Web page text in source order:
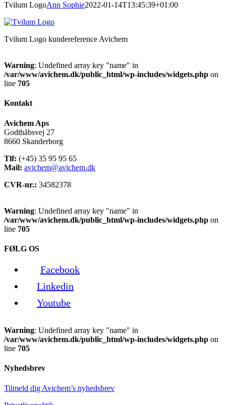
Tvilum LogoAnn Sophie2022-01-14T13:45:39+01:00
Tvilum Logo kundereference Avichem
Warning: Undefined array key "name" in
/var/www/avichem.dk/public_html/wp-includes/widgets.php on
line 705
Kontakt
Avichem Aps
Godthåbsvej 27
8660 Skanderborg
Tlf: (+45) 35 95 95 65
Mail: avichem@avichem.dk
CVR-nr.: 34582378
Warning: Undefined array key "name" in
/var/www/avichem.dk/public_html/wp-includes/widgets.php on
line 705
FØLG OS
Facebook
Linkedin
Youtube
Warning: Undefined array key "name" in
/var/www/avichem.dk/public_html/wp-includes/widgets.php on
line 705
Nyhedsbrev
Tilmeld dig Avichem’s nyhedsbrev